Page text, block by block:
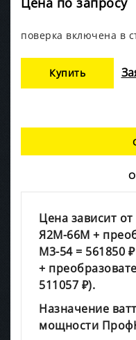
поверка включена в
Купить
Цена зависит
Я2М-66М +
М3-54 = 561850
+
511057 ₽).
Назначение
мощности